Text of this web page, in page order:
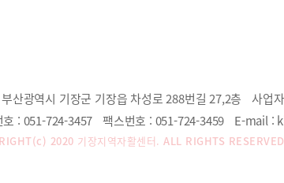
부산광역시 기장군 기장읍 차성로 288번길 27,2층 사업
호 : 051-724-3457 팩스번호 : 051-724-3459 E-mail :
2020 기장지역자활센터. ALL RIGHTS